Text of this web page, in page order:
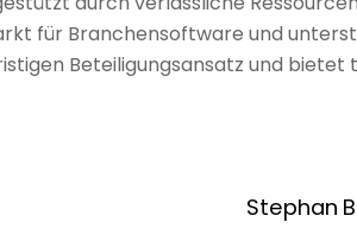
für Branchensoftware und
Beteiligungsansatz und
Stephan